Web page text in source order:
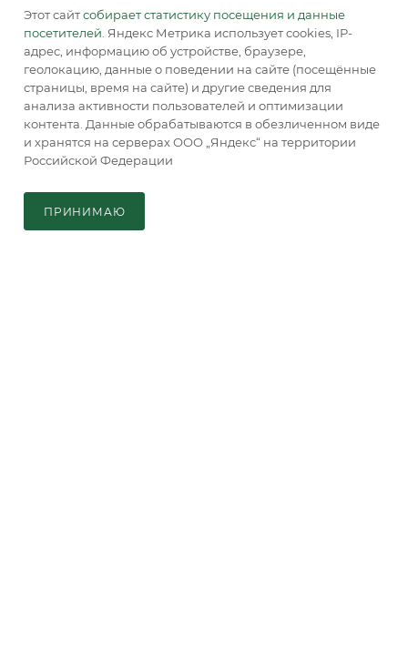
ОТЗЫВЫ
АКЦИИ
КОНТАКТЫ
ПОДПИСАТЬСЯ НА РАССЫЛКУ
Этот сайтсобирает статистику посещения и данные
посетителей . Яндекс Метрика использует cookies, IP-
адрес, информацию об устройстве, браузере,
геолокацию, данные о поведении на сайте (посещённые
страницы, время на сайте) и другие сведения для
анализа активности пользователей и оптимизации
контента. Данные обрабатываются в обезличенном виде
и хранятся на серверах ООО „Яндекс“ на территории
Российской Федерации
ПРИНИМАЮ
Главная
Кабинет